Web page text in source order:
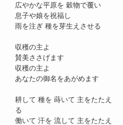
広やかな平原を 穀物で覆い
息子や娘を祝福し
雨を注ぎ 種を芽生えさせる
収穫の主よ
賛美ささげます
収穫の主よ
あなたの御名をあがめます
耕して 種を 蒔いて 主をたたえ
る
働いて 汗を 流して 主をたたえ